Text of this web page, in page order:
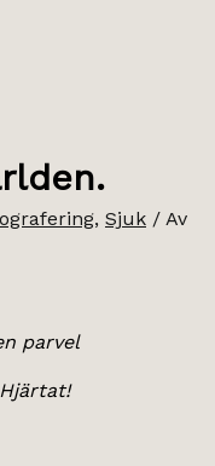
, Sjuk / Av
parvel